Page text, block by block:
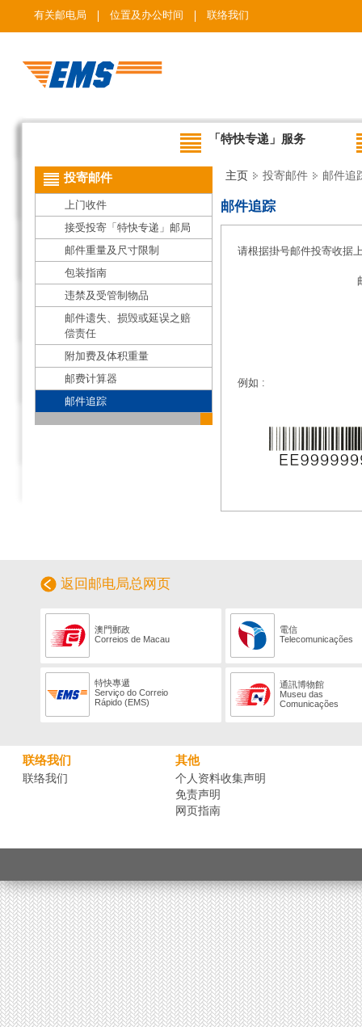
有关邮电局 位置及办公时间 联络我们
「特快专递」服务
投寄邮件
上门收件
接受投寄「特快专递」邮局
邮件重量及尺寸限制
包装指南
违禁及受管制物品
邮件遗失、损毁或延误之赔
偿责任
附加费及体积重量
邮费计算器
邮件追踪
主页 投寄邮件 邮件追
邮件追踪
请根据掛号邮件投寄收据
例如 :
返回邮电局总网页
澳門郵政
Correios de Macau
電信
Telecomunicações
特快專遞
Serviço do Correio
Rápido (EMS)
通訊博物館
Museu das
Comunicações
联络我们
联络我们
其他
个人资料收集声明
免责声明
网页指南